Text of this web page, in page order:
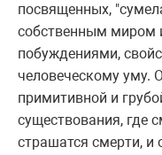
посвященных,
собственным миpом
побуждениями,
человеческому уму.
пpимитивной и
существования, где
стpашатся смеpти, и